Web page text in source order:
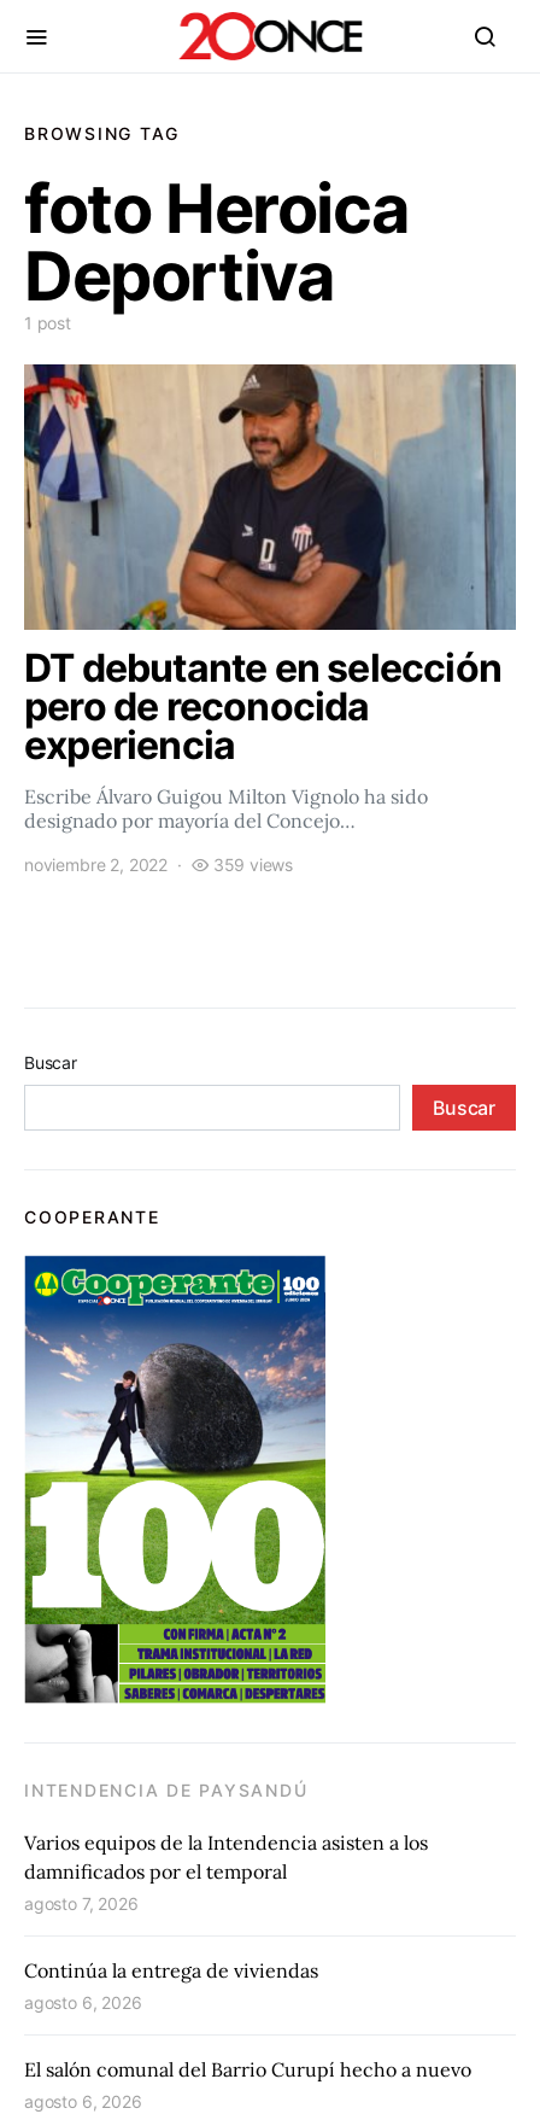
BROWSING TAG
foto Heroica
Deportiva
1 post
DT debutante en selección
pero de reconocida
experiencia
Escribe Álvaro Guigou Milton Vignolo ha sido
designado por mayoría del Concejo…
noviembre 2, 2022 359 views
Buscar
Buscar
COOPERANTE
INTENDENCIA DE PAYSANDÚ
Varios equipos de la Intendencia asisten a los
damnificados por el temporal
agosto 7, 2026
Continúa la entrega de viviendas
agosto 6, 2026
El salón comunal del Barrio Curupí hecho a nuevo
agosto 6, 2026